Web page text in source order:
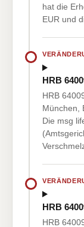
hat die
EUR und
HRB
HRB
München,
Die msg
HRB
HRB